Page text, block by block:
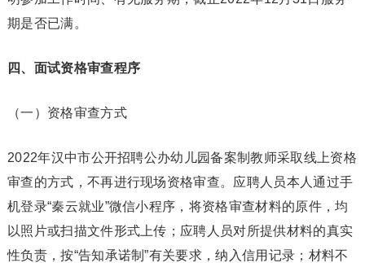
期是否已满。
四、面试资格审查程序
（一）资格审查方式
2022年汉中市公开招聘公办幼儿园备案制教师采取线上资格
审查的方式，不再进行现场资格审查。应聘人员本人通过手
机登录“秦云就业”微信小程序，将资格审查材料的原件，均
以照片或扫描文件形式上传；应聘人员对所提供材料的真实
性负责，按“告知承诺制”有关要求，纳入信用记录；材料不